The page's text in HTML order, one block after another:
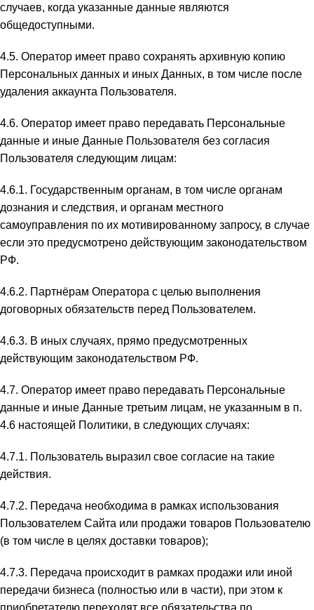
случаев, когда указанные данные являются
общедоступными.
4.5. Оператор имеет право сохранять архивную копию
Персональных данных и иных Данных, в том числе после
удаления аккаунта Пользователя.
4.6. Оператор имеет право передавать Персональные
данные и иные Данные Пользователя без согласия
Пользователя следующим лицам:
4.6.1. Государственным органам, в том числе органам
дознания и следствия, и органам местного
самоуправления по их мотивированному запросу, в случае
если это предусмотрено действующим законодательством
РФ.
4.6.2. Партнёрам Оператора c целью выполнения
договорных обязательств перед Пользователем.
4.6.3. В иных случаях, прямо предусмотренных
действующим законодательством РФ.
4.7. Оператор имеет право передавать Персональные
данные и иные Данные третьим лицам, не указанным в п.
4.6 настоящей Политики, в следующих случаях:
4.7.1. Пользователь выразил свое согласие на такие
действия.
4.7.2. Передача необходима в рамках использования
Пользователем Сайта или продажи товаров Пользователю
(в том числе в целях доставки товаров);
4.7.3. Передача происходит в рамках продажи или иной
передачи бизнеса (полностью или в части), при этом к
приобретателю переходят все обязательства по